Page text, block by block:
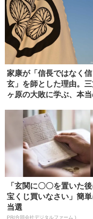
家康が「信長ではなく信
玄」を師とした理由。
ヶ原の大敗に学ぶ、本
「玄関に〇〇を置いた
宝くじ買いなさい」簡単
当選
PR(合同会社デジタルファーム )